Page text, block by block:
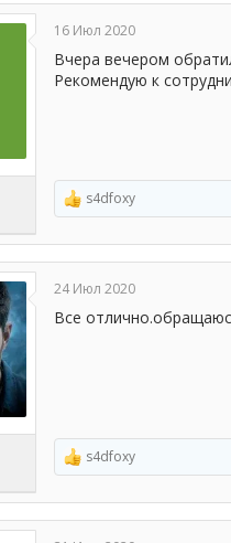
16 Июл 2020
Вчера вечером
Рекомендую к
Р
е
а
к
и
и
s4dfoxy
24 Июл 2020
Все
Р
е
а
к
s4dfoxy